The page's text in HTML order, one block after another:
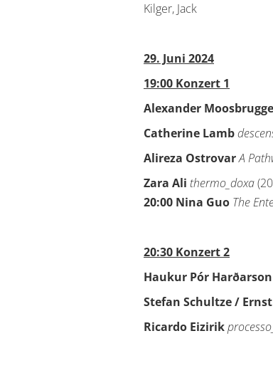
Kilger, Jack
29. Juni 2024
19:00 Konzert 1
Alexander
Catherine Lamb
Alireza OstrovarA
Zara Ali thermo_doxa
20:00 Nina Guo The
20:30 Konzert 2
Haukur Pór Harðarson
Stefan Schultze /
Ricardo Eizirik